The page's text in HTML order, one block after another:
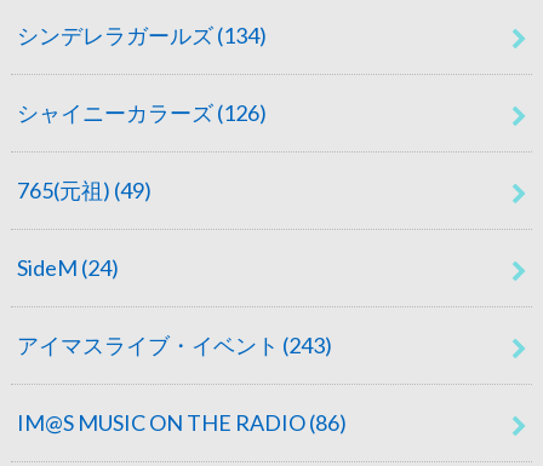
シンデレラガールズ(134)
シャイニーカラーズ(126)
765(元祖) (49)
SideM (24)
アイマスライブ・イベント (243)
IM@S MUSIC ON THE RADIO(86)